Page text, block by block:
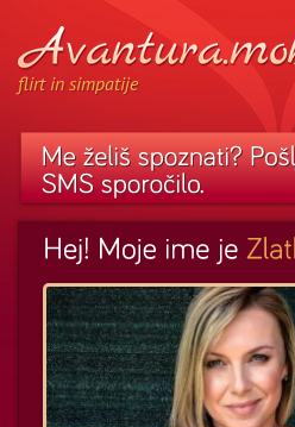
flirt in simpatije